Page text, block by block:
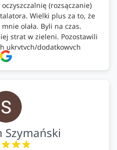
(rozsączanie)
Wielki plus za to, że
olała. Byli na czas.
strat w zieleni. Pozostawili
ukrytych/dodatkowych
bardzo OK. Obsługa
ich środki do oczyszczalni –
Szymański